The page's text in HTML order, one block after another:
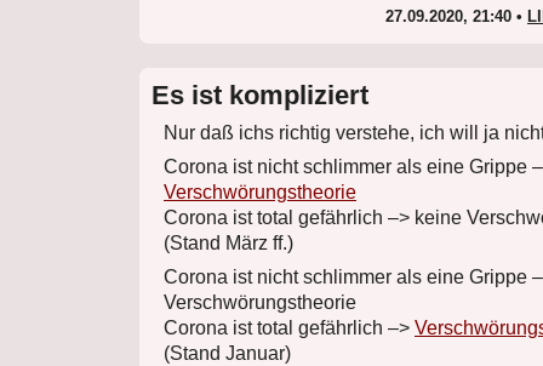
27.09.2020, 21:40 •
Es ist kompliziert
Nur daß ichs richtig verstehe, ich will ja
Corona ist nicht schlimmer als eine Grippe
Verschwörungstheorie
Corona ist total gefährlich –> keine
(Stand März ff.)
Corona ist nicht schlimmer als eine Grippe
Verschwörungstheorie
Corona ist total gefährlich –>
(Stand Januar)